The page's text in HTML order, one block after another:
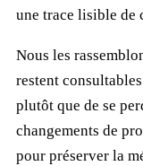
une trace lisible de
Nous les
restent
plutôt que de se
changements de
pour préserver la